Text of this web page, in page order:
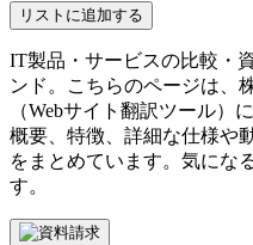
リストに追加する
IT製品・サービスの比較・
ンド。こちらのページは、
（Webサイト翻訳ツール）
概要、特徴、詳細な仕様や
をまとめています。気にな
す。